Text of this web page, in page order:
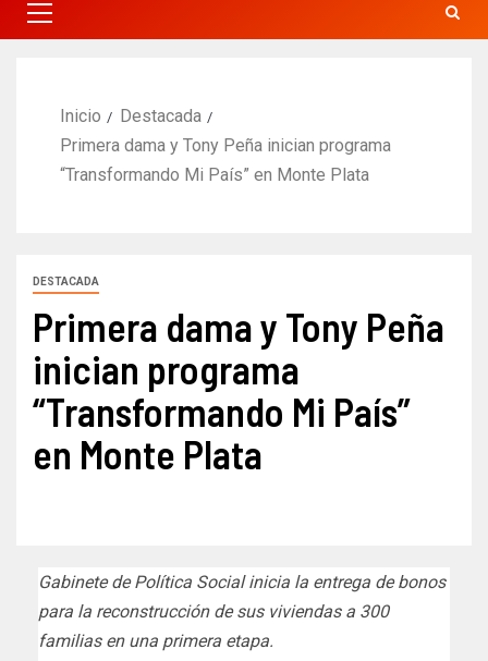
Inicio
Destacada
Primera dama y Tony Peña inician programa
“Transformando Mi País” en Monte Plata
DESTACADA
Primera dama y Tony Peña
inician programa
“Transformando Mi País”
en Monte Plata
Gabinete de Política Social inicia la entrega de bonos
para la reconstrucción de sus viviendas a 300
familias en una primera etapa.